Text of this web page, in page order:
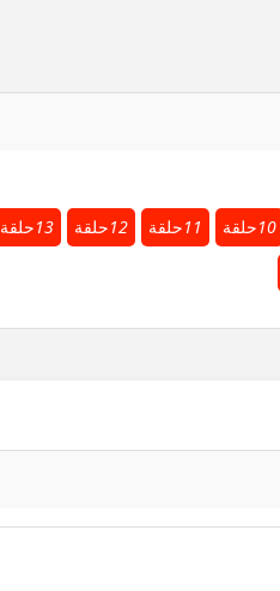
10حلقة 11حلقة 12حلقة 13حلقة